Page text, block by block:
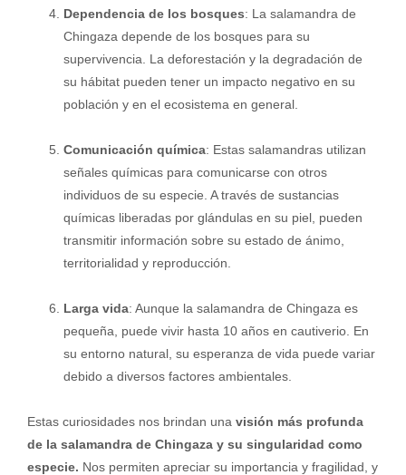
Dependencia de los bosques: La salamandra de
Chingaza depende de los bosques para su
supervivencia. La deforestación y la degradación de
su hábitat pueden tener un impacto negativo en su
población y en el ecosistema en general.
Comunicación química: Estas salamandras utilizan
señales químicas para comunicarse con otros
individuos de su especie. A través de sustancias
químicas liberadas por glándulas en su piel, pueden
transmitir información sobre su estado de ánimo,
territorialidad y reproducción.
Larga vida: Aunque la salamandra de Chingaza es
pequeña, puede vivir hasta 10 años en cautiverio. En
su entorno natural, su esperanza de vida puede variar
debido a diversos factores ambientales.
Estas curiosidades nos brindan una visión más profunda
de la salamandra de Chingaza y su singularidad como
especie. Nos permiten apreciar su importancia y fragilidad, y